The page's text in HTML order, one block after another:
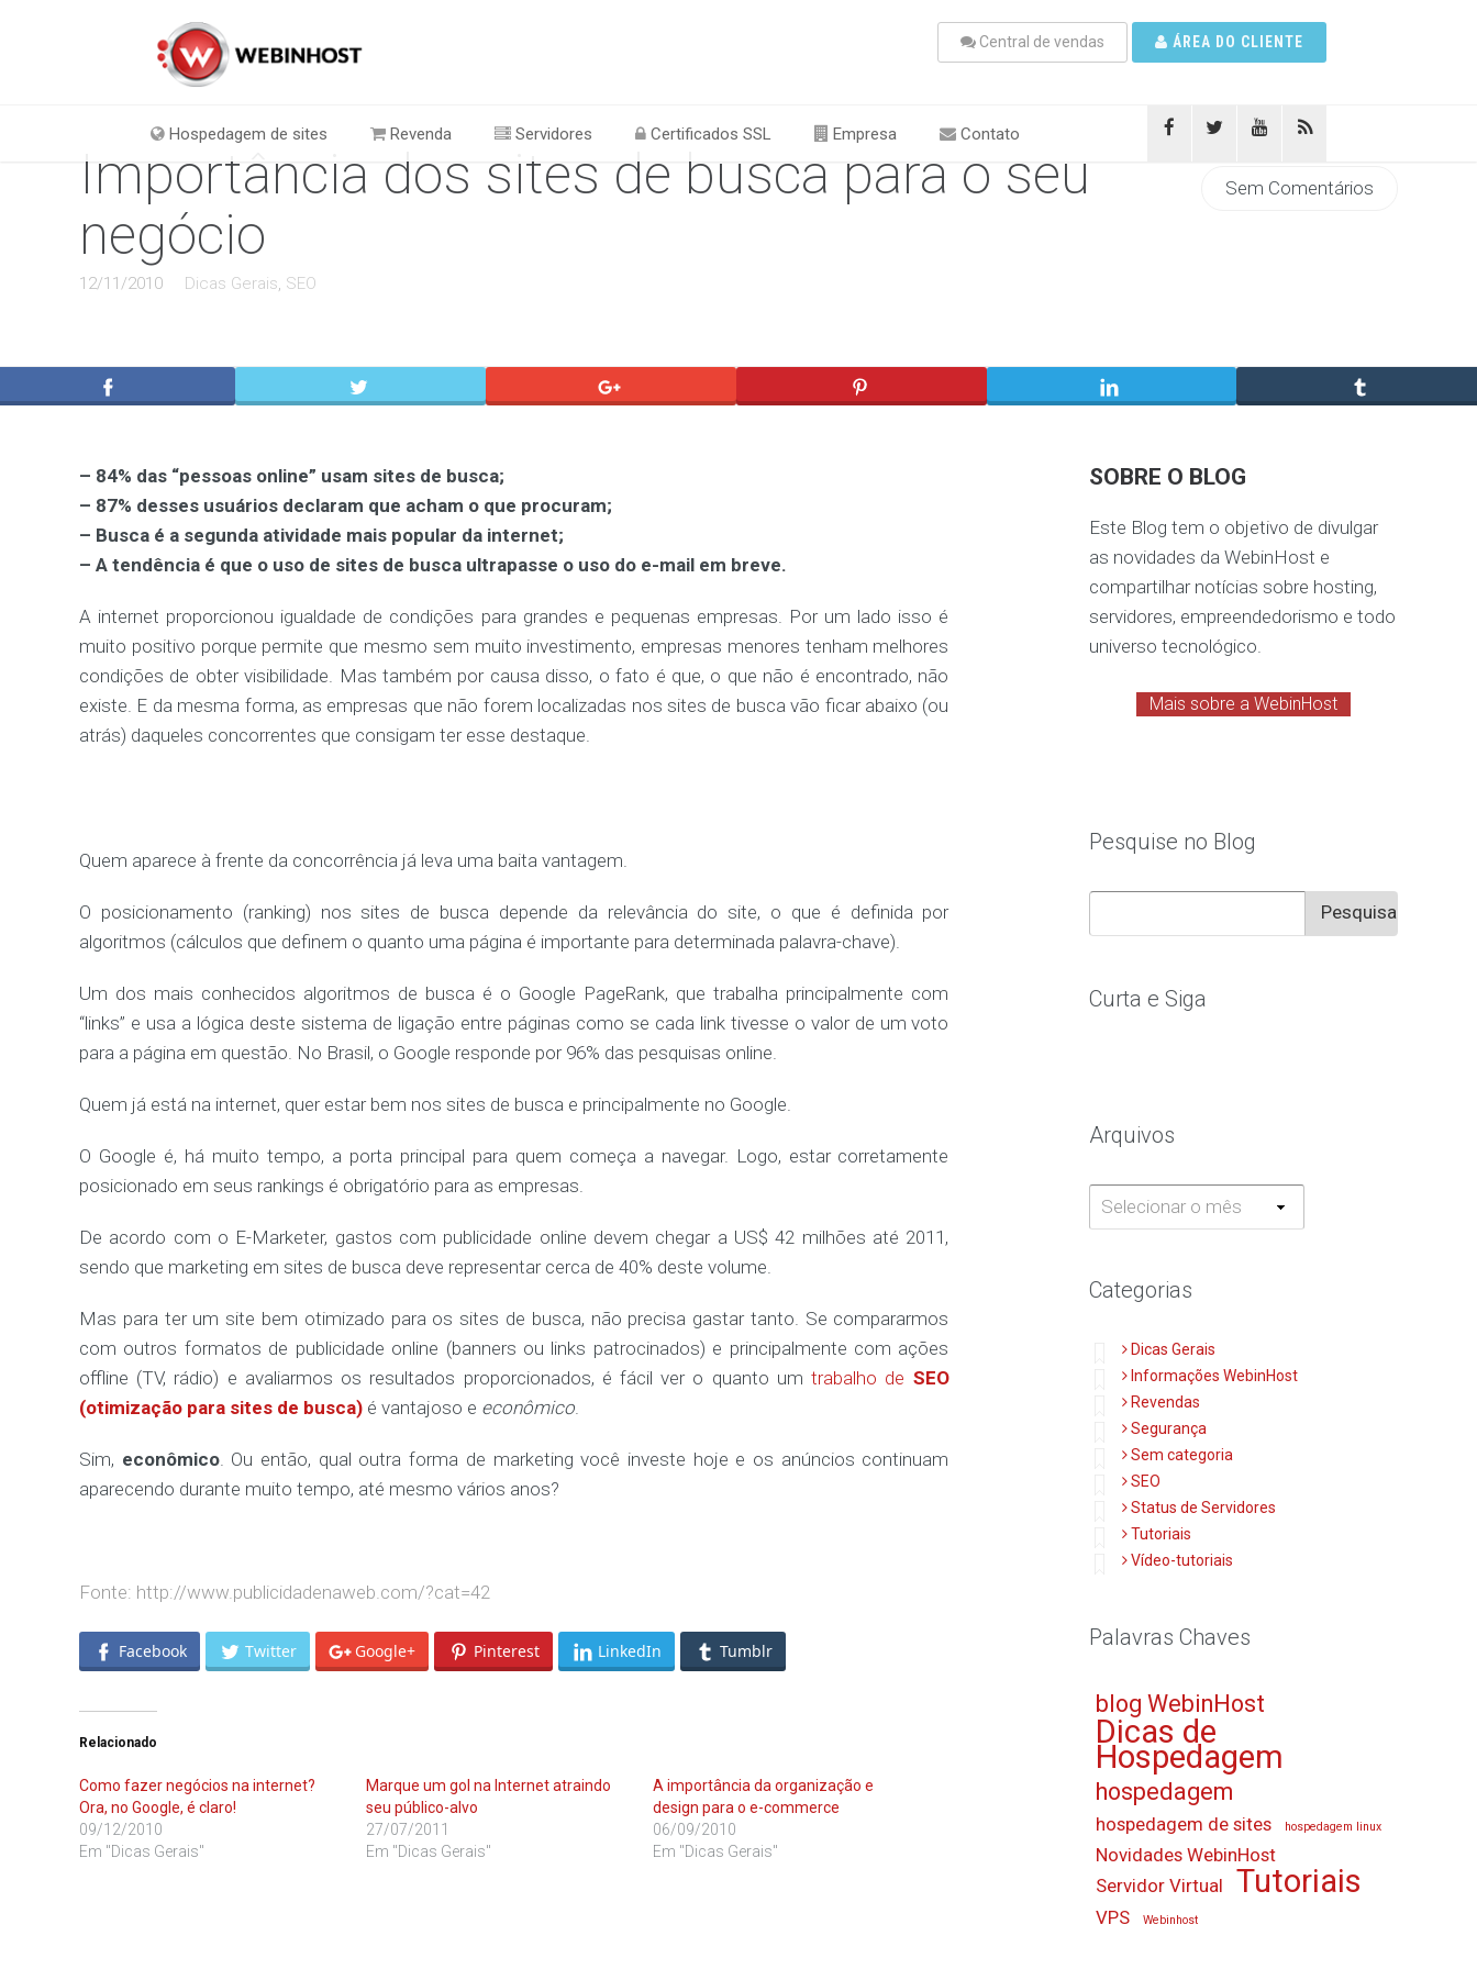
Central de vendas ÁREA DO CLIENTE
Hospedagem de sites Revenda Servidores Certificados SSL Empresa Contato
Importância dos sites de busca para o seu
negócio
12/11/2010 Dicas Gerais, SEO
Sem Comentários
– 84% das “pessoas online” usam sites de busca;
– 87% desses usuários declaram que acham o que procuram;
– Busca é a segunda atividade mais popular da internet;
– A tendência é que o uso de sites de busca ultrapasse o uso do e-mail em breve.
A internet proporcionou igualdade de condições para grandes e pequenas empresas. Por um lado isso é
muito positivo porque permite que mesmo sem muito investimento, empresas menores tenham melhores
condições de obter visibilidade. Mas também por causa disso, o fato é que, o que não é encontrado, não
existe. E da mesma forma, as empresas que não forem localizadas nos sites de busca vão ficar abaixo (ou
atrás) daqueles concorrentes que consigam ter esse destaque.
Quem aparece à frente da concorrência já leva uma baita vantagem.
O posicionamento (ranking) nos sites de busca depende da relevância do site, o que é definida por
algoritmos (cálculos que definem o quanto uma página é importante para determinada palavra-chave).
Um dos mais conhecidos algoritmos de busca é o Google PageRank, que trabalha principalmente com
“links” e usa a lógica deste sistema de ligação entre páginas como se cada link tivesse o valor de um voto
para a página em questão. No Brasil, o Google responde por 96% das pesquisas online.
Quem já está na internet, quer estar bem nos sites de busca e principalmente no Google.
O Google é, há muito tempo, a porta principal para quem começa a navegar. Logo, estar corretamente
posicionado em seus rankings é obrigatório para as empresas.
De acordo com o E-Marketer, gastos com publicidade online devem chegar a US$ 42 milhões até 2011,
sendo que marketing em sites de busca deve representar cerca de 40% deste volume.
Mas para ter um site bem otimizado para os sites de busca, não precisa gastar tanto. Se compararmos
com outros formatos de publicidade online (banners ou links patrocinados) e principalmente com ações
offline (TV, rádio) e avaliarmos os resultados proporcionados, é fácil ver o quanto umtrabalho de SEO
(otimização para sites de busca) é vantajoso e econômico.
Sim, econômico. Ou então, qual outra forma de marketing você investe hoje e os anúncios continuam
aparecendo durante muito tempo, até mesmo vários anos?
Fonte: http://www.publicidadenaweb.com/?cat=42
Facebook Twitter Google+ Pinterest LinkedIn Tumblr
Relacionado
Como fazer negócios na internet?
Ora, no Google, é claro!
09/12/2010
Em "Dicas Gerais"
Marque um gol na Internet atraindo
seu público-alvo
27/07/2011
Em "Dicas Gerais"
A importância da organização e
design para o e-commerce
06/09/2010
Em "Dicas Gerais"
SOBRE O BLOG
Este Blog tem o objetivo de divulgar
as novidades da WebinHost e
compartilhar notícias sobre hosting,
servidores, empreendedorismo e todo
universo tecnológico.
Mais sobre a WebinHost
Pesquise no Blog
por:
Curta e Siga
Arquivos
Arquivos
Categorias
Dicas Gerais
Informações WebinHost
Revendas
Segurança
Sem categoria
SEO
Status de Servidores
Tutoriais
Vídeo-tutoriais
Palavras Chaves
blog WebinHost
Dicas de
Hospedagem
hospedagem
hospedagem de sites hospedagem linux
Novidades WebinHost
Servidor Virtual
Tutoriais
VPS Webinhost